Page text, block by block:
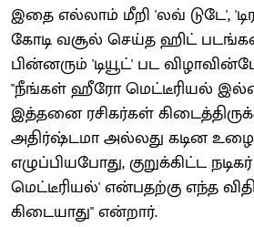
இதை எல்லாம் மீறி 'லவ் டுடே',
கோடி வசூல் செய்த ஹிட்
பின்னரும் 'டியூட்' பட
"நீங்கள் ஹீரோ மெட்டீரியல்
இத்தனை ரசிகர்கள்
அதிர்ஷ்டமா அல்லது கடின
எழுப்பியபோது, குறுக்கிட்ட
மெட்டீரியல்' என்பதற்கு எந்த
கிடையாது" என்றார்.